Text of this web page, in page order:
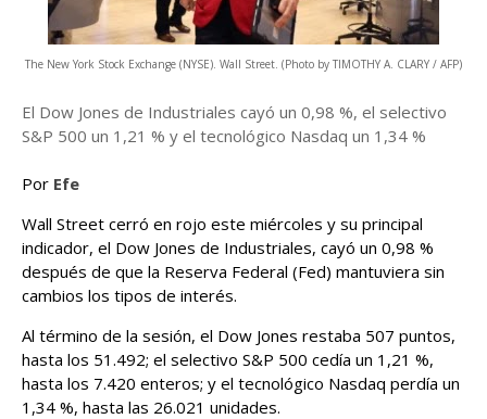
The New York Stock Exchange (NYSE). Wall Street. (Photo by TIMOTHY A. CLARY / AFP)
El Dow Jones de Industriales cayó un 0,98 %, el selectivo
S&P 500 un 1,21 % y el tecnológico Nasdaq un 1,34 %
Por Efe
Wall Street cerró en rojo este miércoles y su principal
indicador, el Dow Jones de Industriales, cayó un 0,98 %
después de que la Reserva Federal (Fed) mantuviera sin
cambios los tipos de interés.
Al término de la sesión, el Dow Jones restaba 507 puntos,
hasta los 51.492; el selectivo S&P 500 cedía un 1,21 %,
hasta los 7.420 enteros; y el tecnológico Nasdaq perdía un
1,34 %, hasta las 26.021 unidades.